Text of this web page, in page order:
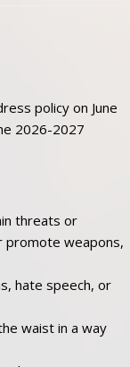
policy on June
2026-2027
threats or
promote weapons,
hate speech, or
waist in a way